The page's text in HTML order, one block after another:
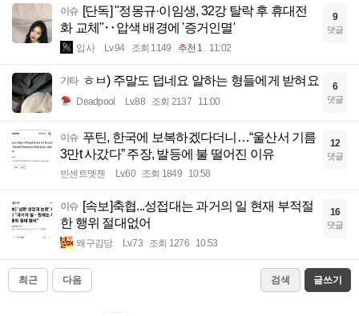
이슈 [단독] "정몽규·이임생, 32강 탈락 후 휴대전
화 교체"‥압색 배경에 '증거인멸'
입사 Lv.94 조회 1149 추천 1 11:02
9
댓글
기타 ㅎㅂ) 주말도 덥네요 알하는 형들에게 받혀요
Deadpool Lv.88 조회 2137 11:00
6
댓글
이슈 푸틴, 한국에 보복하겠다더니…“울산서 기름
3만t 사갔다” 주장, 발등에 불 떨어진 이유
빈센트멧젠 Lv.60 조회 1849 10:58
12
댓글
이슈 [속보]축협...성접대는 과거의 일 현재 부적절
한 행위 절대없어
왜구김당 Lv.73 조회 1276 10:53
16
댓글
최근 다음 검색 글쓰기